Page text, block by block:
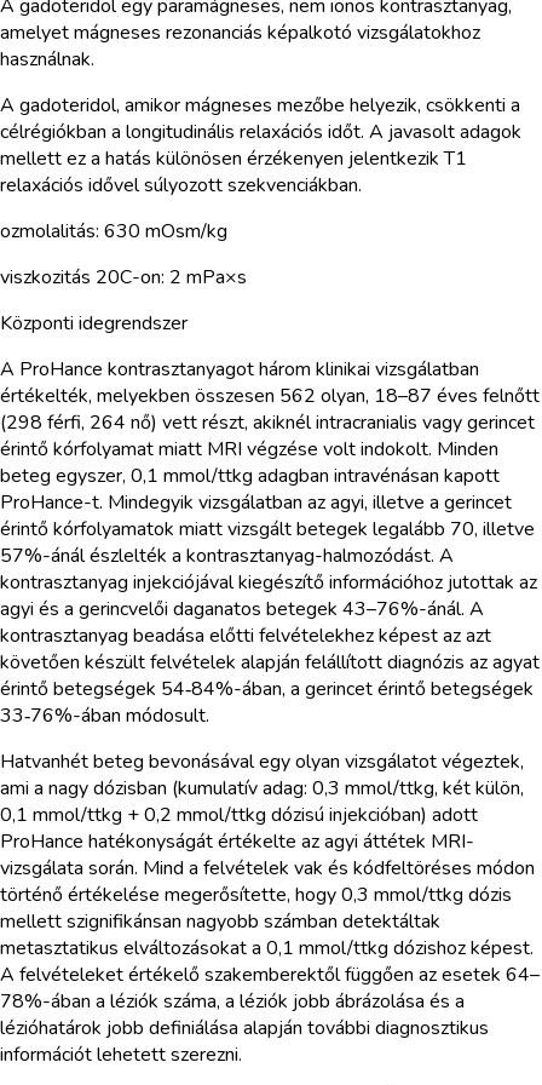
A gadoteridol egy paramágneses, nem ionos kontrasztanyag,
amelyet mágneses rezonanciás képalkotó vizsgálatokhoz
használnak.
A gadoteridol, amikor mágneses mezőbe helyezik, csökkenti a
célrégiókban a longitudinális relaxációs időt. A javasolt adagok
mellett ez a hatás különösen érzékenyen jelentkezik T1
relaxációs idővel súlyozott szekvenciákban.
ozmolalitás: 630 mOsm/kg
viszkozitás 20C-on: 2 mPa×s
Központi idegrendszer
A ProHance kontrasztanyagot három klinikai vizsgálatban
értékelték, melyekben összesen 562 olyan, 18–87 éves felnőtt
(298 férfi, 264 nő) vett részt, akiknél intracranialis vagy gerincet
érintő kórfolyamat miatt MRI végzése volt indokolt. Minden
beteg egyszer, 0,1 mmol/ttkg adagban intravénásan kapott
ProHance-t. Mindegyik vizsgálatban az agyi, illetve a gerincet
érintő kórfolyamatok miatt vizsgált betegek legalább 70, illetve
57%-ánál észlelték a kontrasztanyag-halmozódást. A
kontrasztanyag injekciójával kiegészítő információhoz jutottak az
agyi és a gerincvelői daganatos betegek 43–76%-ánál. A
kontrasztanyag beadása előtti felvételekhez képest az azt
követően készült felvételek alapján felállított diagnózis az agyat
érintő betegségek 54‑84%-ában, a gerincet érintő betegségek
33‑76%-ában módosult.
Hatvanhét beteg bevonásával egy olyan vizsgálatot végeztek,
ami a nagy dózisban (kumulatív adag: 0,3 mmol/ttkg, két külön,
0,1 mmol/ttkg + 0,2 mmol/ttkg dózisú injekcióban) adott
ProHance hatékonyságát értékelte az agyi áttétek MRI-
vizsgálata során. Mind a felvételek vak és kódfeltöréses módon
történő értékelése megerősítette, hogy 0,3 mmol/ttkg dózis
mellett szignifikánsan nagyobb számban detektáltak
metasztatikus elváltozásokat a 0,1 mmol/ttkg dózishoz képest.
A felvételeket értékelő szakemberektől függően az esetek 64–
78%-ában a léziók száma, a léziók jobb ábrázolása és a
lézióhatárok jobb definiálása alapján további diagnosztikus
információt lehetett szerezni.